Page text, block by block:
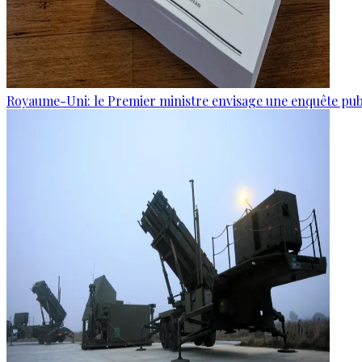
Royaume-Uni: le Premier ministre envisage une enquête